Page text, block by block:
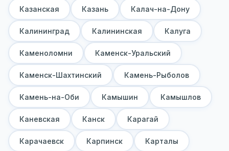
Казанская Казань Калач-на-Дону
Калининград Калининская Калуга
Каменоломни Каменск-Уральский
Каменск-Шахтинский Камень-Рыболов
Камень-на-Оби Камышин Камышлов
Каневская Канск Карагай
Карачаевск Карпинск Карталы